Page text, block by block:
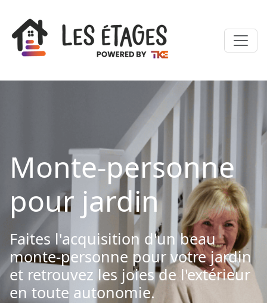
Monte-personne
pour jardin
Faites l'acquisition d'un beau
monte-personne pour votre jardin
et retrouvez les joies de l'extérieur
en toute autonomie.